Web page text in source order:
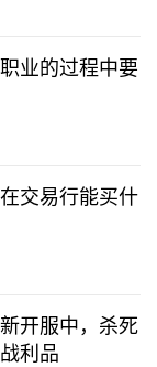
业的过程中要
交易行能买什
开服中，杀死
利品